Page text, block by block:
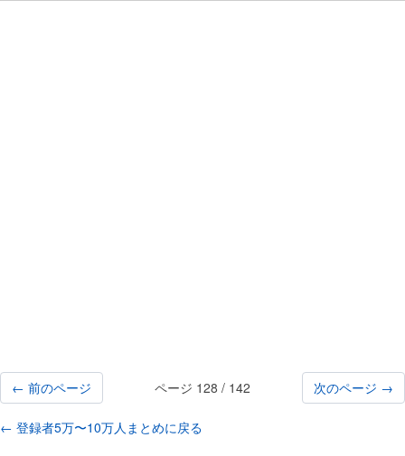
← 前のページ ページ 128 / 142 次のページ →
← 登録者5万〜10万人まとめに戻る